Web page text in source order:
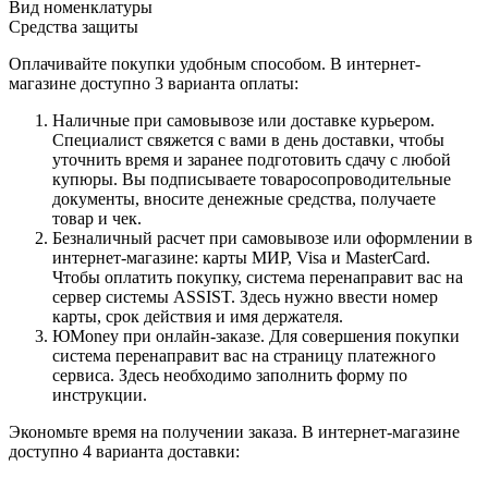
Вид номенклатуры
Средства защиты
Оплачивайте покупки удобным способом. В интернет-
магазине доступно 3 варианта оплаты:
Наличные при самовывозе или доставке курьером.
Специалист свяжется с вами в день доставки, чтобы
уточнить время и заранее подготовить сдачу с любой
купюры. Вы подписываете товаросопроводительные
документы, вносите денежные средства, получаете
товар и чек.
Безналичный расчет при самовывозе или оформлении в
интернет-магазине: карты МИР, Visa и MasterCard.
Чтобы оплатить покупку, система перенаправит вас на
сервер системы ASSIST. Здесь нужно ввести номер
карты, срок действия и имя держателя.
ЮMoney при онлайн-заказе. Для совершения покупки
система перенаправит вас на страницу платежного
сервиса. Здесь необходимо заполнить форму по
инструкции.
Экономьте время на получении заказа. В интернет-магазине
доступно 4 варианта доставки: